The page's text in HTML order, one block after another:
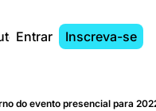
Entrar Inscreva-se
do evento presencial para